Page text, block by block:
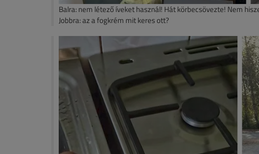
Balra: nem létező íveket használ! Hát körbecsövezte! Nem
Jobbra: az a fogkrém mit keres ott?